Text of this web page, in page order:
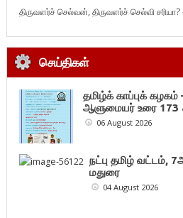
திருவளர்ச் செல்வன், திருவளர்ச் செல்வி
செய்திகள்
தமிழ்க் காப்புக்
ஆளுமையர் உரை 173
06 August 2026
நட்பு தமிழ் வட்டம்,
மதுரை
04 August 2026